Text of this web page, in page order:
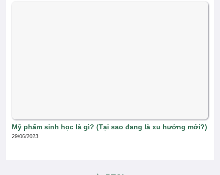
Mỹ phẩm sinh học là gì? (Tại sao đang là xu hướng mới?)
29/06/2023